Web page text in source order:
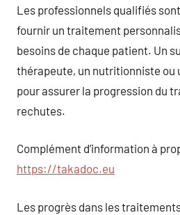
Les professionnels qualifiés
fournir un traitement
besoins de chaque patient. Un
thérapeute, un nutritionniste ou
pour assurer la progression du
rechutes.
Complément d’information à
https://takadoc.eu
Les progrès dans les